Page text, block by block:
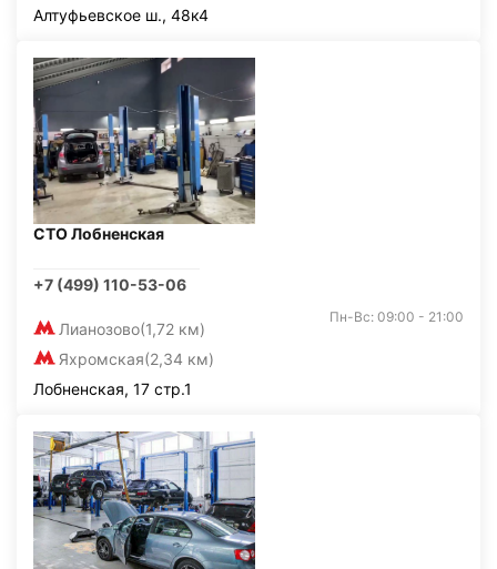
Алтуфьевское ш., 48к4
СТО Лобненская
+7 (499) 110-53-06
Лианозово(1,72 км)
Яхромская(2,34 км)
Пн-Вс: 09:00 - 21:00
Лобненская, 17 стр.1